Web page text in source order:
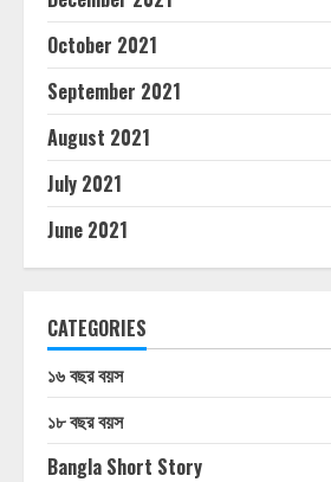
October 2021
September 2021
August 2021
July 2021
June 2021
CATEGORIES
১৬ বছর বয়স
১৮ বছর বয়স
Bangla Short Story